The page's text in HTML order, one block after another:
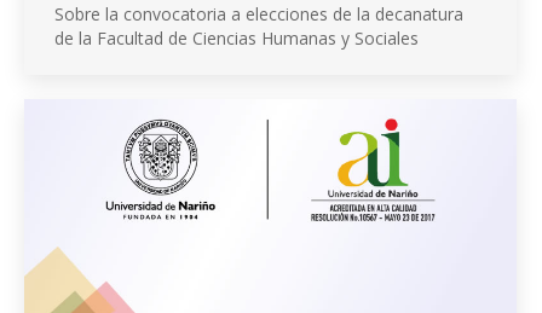
Sobre la convocatoria a elecciones de la decanatura
de la Facultad de Ciencias Humanas y Sociales